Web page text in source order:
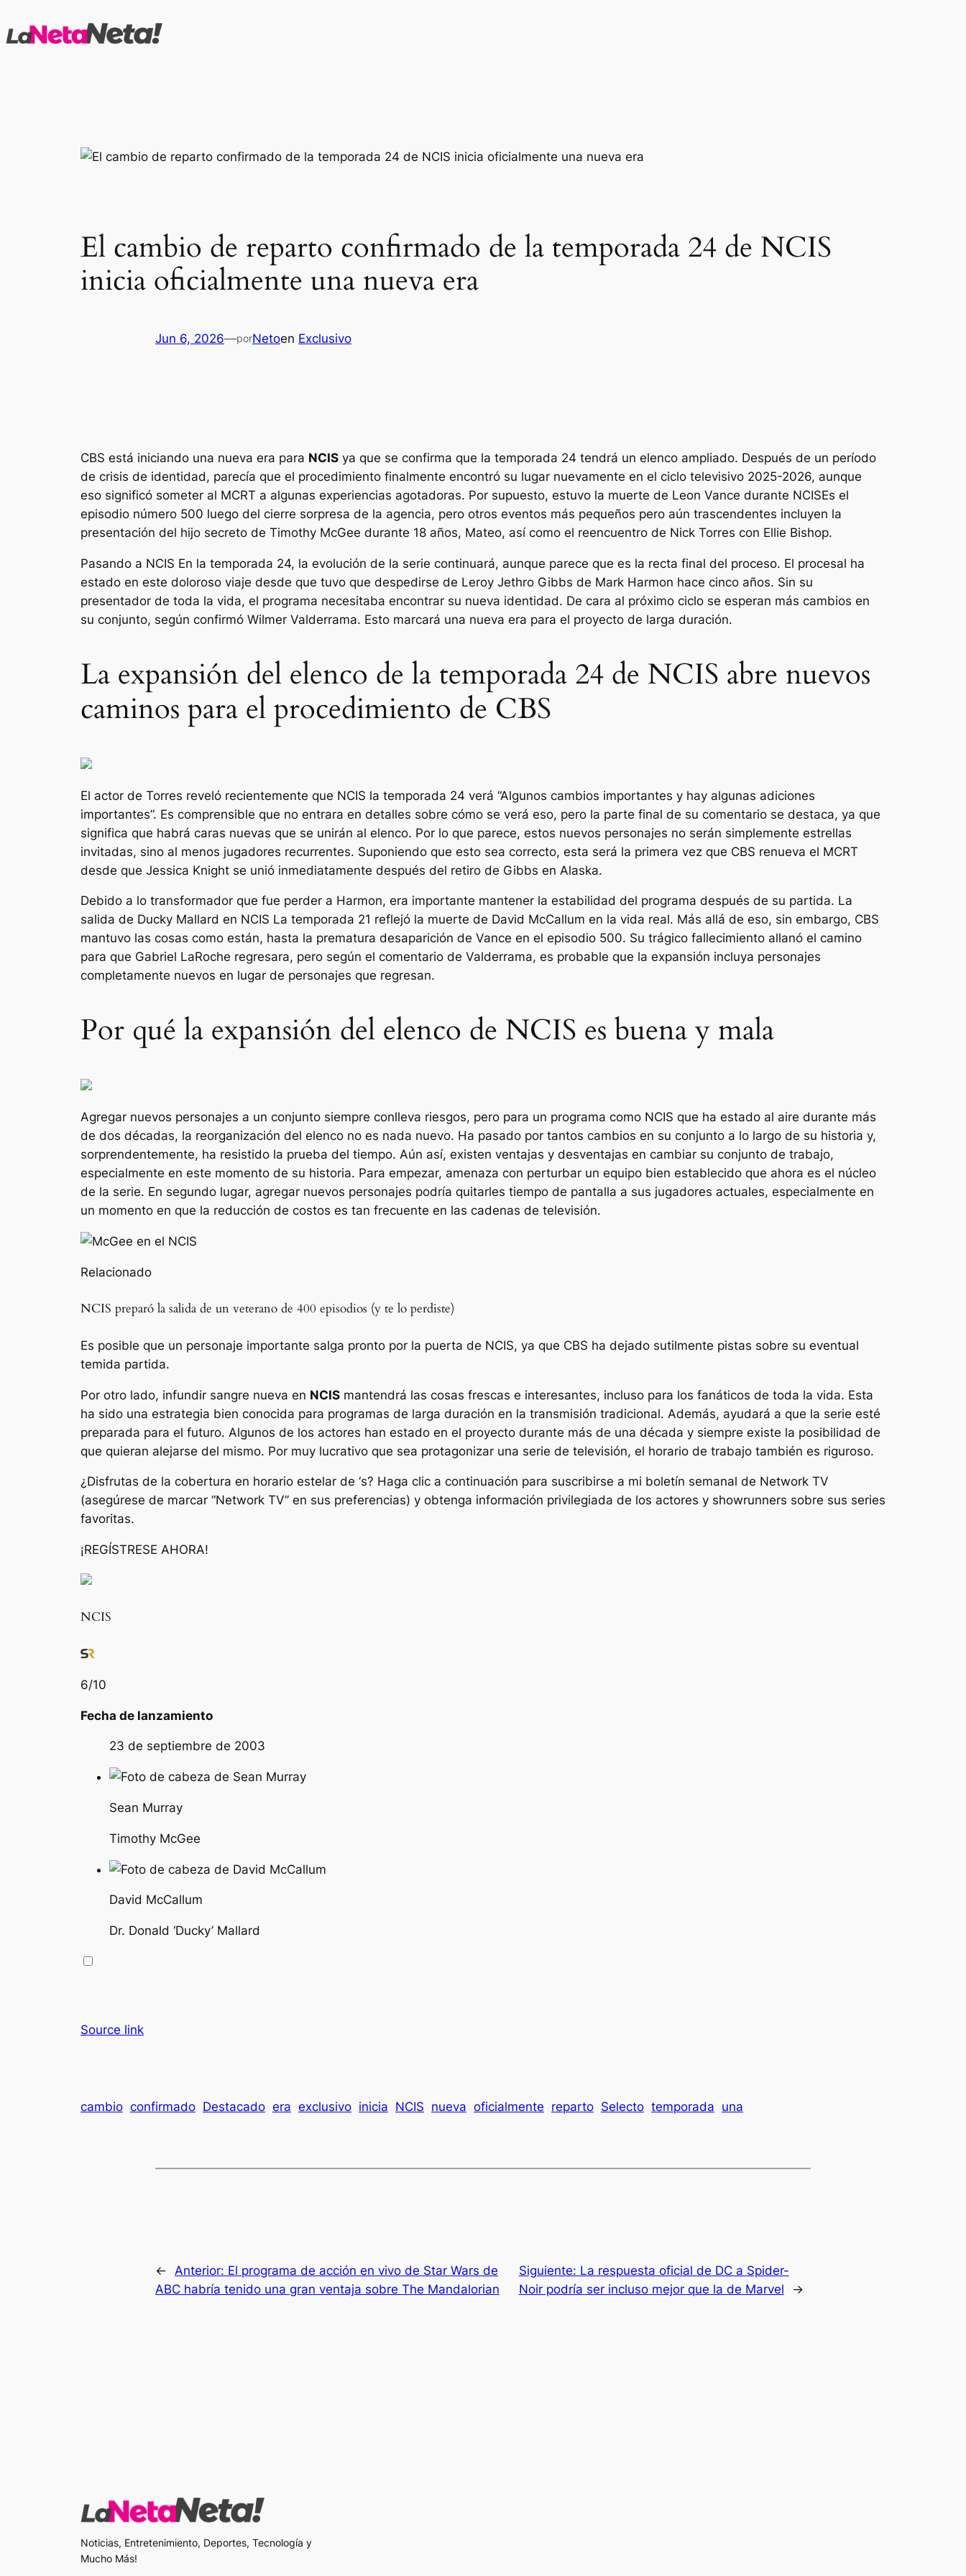
al
El cambio de reparto confirmado de la temporada 24 de NCIS
inicia oficialmente una nueva era
Jun 6, 2026—porNetoen Exclusivo
CBS está iniciando una nueva era para NCIS ya que se confirma que la temporada 24 tendrá un elenco ampliado. Después de un período
de crisis de identidad, parecía que el procedimiento finalmente encontró su lugar nuevamente en el ciclo televisivo 2025-2026, aunque
eso significó someter al MCRT a algunas experiencias agotadoras. Por supuesto, estuvo la muerte de Leon Vance durante NCISEs el
episodio número 500 luego del cierre sorpresa de la agencia, pero otros eventos más pequeños pero aún trascendentes incluyen la
presentación del hijo secreto de Timothy McGee durante 18 años, Mateo, así como el reencuentro de Nick Torres con Ellie Bishop.
Pasando a NCIS En la temporada 24, la evolución de la serie continuará, aunque parece que es la recta final del proceso. El procesal ha
estado en este doloroso viaje desde que tuvo que despedirse de Leroy Jethro Gibbs de Mark Harmon hace cinco años. Sin su
presentador de toda la vida, el programa necesitaba encontrar su nueva identidad. De cara al próximo ciclo se esperan más cambios en
su conjunto, según confirmó Wilmer Valderrama. Esto marcará una nueva era para el proyecto de larga duración.
La expansión del elenco de la temporada 24 de NCIS abre nuevos
caminos para el procedimiento de CBS
El actor de Torres reveló recientemente que NCIS la temporada 24 verá “Algunos cambios importantes y hay algunas adiciones
importantes”. Es comprensible que no entrara en detalles sobre cómo se verá eso, pero la parte final de su comentario se destaca, ya que
significa que habrá caras nuevas que se unirán al elenco. Por lo que parece, estos nuevos personajes no serán simplemente estrellas
invitadas, sino al menos jugadores recurrentes. Suponiendo que esto sea correcto, esta será la primera vez que CBS renueva el MCRT
desde que Jessica Knight se unió inmediatamente después del retiro de Gibbs en Alaska.
Debido a lo transformador que fue perder a Harmon, era importante mantener la estabilidad del programa después de su partida. La
salida de Ducky Mallard en NCIS La temporada 21 reflejó la muerte de David McCallum en la vida real. Más allá de eso, sin embargo, CBS
mantuvo las cosas como están, hasta la prematura desaparición de Vance en el episodio 500. Su trágico fallecimiento allanó el camino
para que Gabriel LaRoche regresara, pero según el comentario de Valderrama, es probable que la expansión incluya personajes
completamente nuevos en lugar de personajes que regresan.
Por qué la expansión del elenco de NCIS es buena y mala
Agregar nuevos personajes a un conjunto siempre conlleva riesgos, pero para un programa como NCIS que ha estado al aire durante más
de dos décadas, la reorganización del elenco no es nada nuevo. Ha pasado por tantos cambios en su conjunto a lo largo de su historia y,
sorprendentemente, ha resistido la prueba del tiempo. Aún así, existen ventajas y desventajas en cambiar su conjunto de trabajo,
especialmente en este momento de su historia. Para empezar, amenaza con perturbar un equipo bien establecido que ahora es el núcleo
de la serie. En segundo lugar, agregar nuevos personajes podría quitarles tiempo de pantalla a sus jugadores actuales, especialmente en
un momento en que la reducción de costos es tan frecuente en las cadenas de televisión.
Relacionado
NCIS preparó la salida de un veterano de 400 episodios (y te lo perdiste)
Es posible que un personaje importante salga pronto por la puerta de NCIS, ya que CBS ha dejado sutilmente pistas sobre su eventual
temida partida.
Por otro lado, infundir sangre nueva en NCIS mantendrá las cosas frescas e interesantes, incluso para los fanáticos de toda la vida. Esta
ha sido una estrategia bien conocida para programas de larga duración en la transmisión tradicional. Además, ayudará a que la serie esté
preparada para el futuro. Algunos de los actores han estado en el proyecto durante más de una década y siempre existe la posibilidad de
que quieran alejarse del mismo. Por muy lucrativo que sea protagonizar una serie de televisión, el horario de trabajo también es riguroso.
¿Disfrutas de la cobertura en horario estelar de ‘s? Haga clic a continuación para suscribirse a mi boletín semanal de Network TV
(asegúrese de marcar “Network TV” en sus preferencias) y obtenga información privilegiada de los actores y showrunners sobre sus series
favoritas.
¡REGÍSTRESE AHORA!
NCIS
6/10
Fecha de lanzamiento
23 de septiembre de 2003
Sean Murray
Timothy McGee
David McCallum
Dr. Donald ‘Ducky’ Mallard
Source link
cambio confirmado Destacado era exclusivo inicia NCIS nueva oficialmente reparto Selecto temporada una
← Anterior: El programa de acción en vivo de Star Wars de
ABC habría tenido una gran ventaja sobre The Mandalorian
Siguiente: La respuesta oficial de DC a Spider-
Noir podría ser incluso mejor que la de Marvel
→
Noticias, Entretenimiento, Deportes, Tecnología y
Mucho Más!